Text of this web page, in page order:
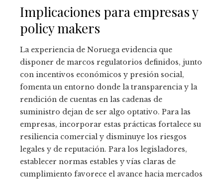
Implicaciones para empresas y
policy makers
La experiencia de Noruega evidencia que
disponer de marcos regulatorios definidos, junto
con incentivos económicos y presión social,
fomenta un entorno donde la transparencia y la
rendición de cuentas en las cadenas de
suministro dejan de ser algo optativo. Para las
empresas, incorporar estas prácticas fortalece su
resiliencia comercial y disminuye los riesgos
legales y de reputación. Para los legisladores,
establecer normas estables y vías claras de
cumplimiento favorece el avance hacia mercados